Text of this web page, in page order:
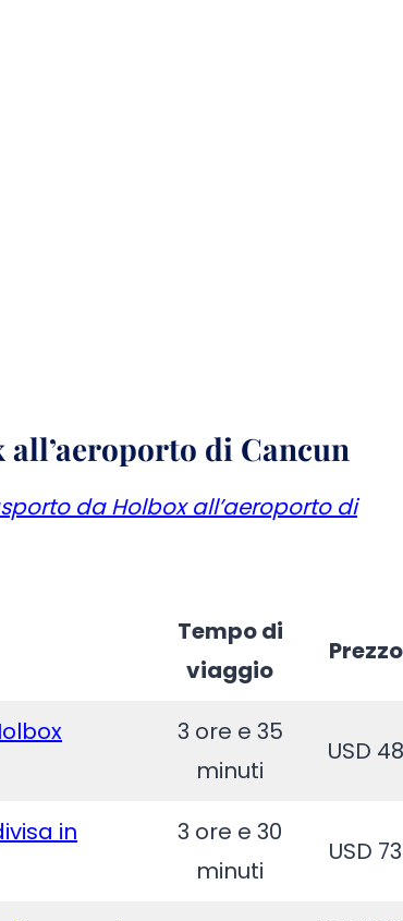
di Cancun
da Holbox all’aeroporto di
Tempo di
viaggio
Prezzo
3 ore e 35
minuti
USD 48
in
3 ore e 30
minuti
USD 73